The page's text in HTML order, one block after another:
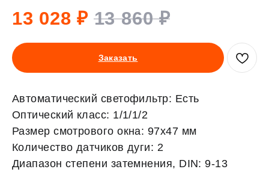
13 028 ₽ 13 860 ₽
Заказать
Автоматический светофильтр: Есть
Оптический класс: 1/1/1/2
Размер смотрового окна: 97х47 мм
Количество датчиков дуги: 2
Диапазон степени затемнения, DIN: 9-13